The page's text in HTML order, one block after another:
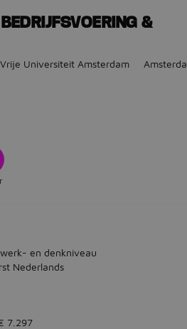
&
Vrije Universiteit Amsterdam
en denkniveau
Nederlands
7.297